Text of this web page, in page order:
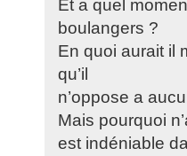
Et a quel
boulangers ?
En quoi aurait il
qu’il
n’oppose a
Mais pourquoi
est indéniable